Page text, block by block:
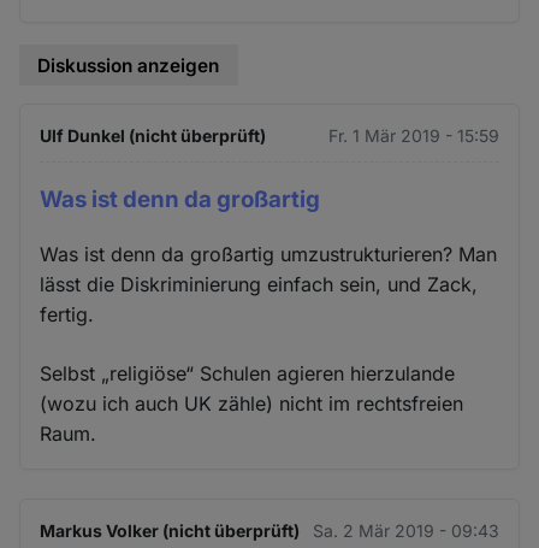
Diskussion anzeigen
Ulf Dunkel (nicht überprüft) Fr. 1 Mär 2019 - 15:59
Was ist denn da großartig
Was ist denn da großartig umzustrukturieren? Man
lässt die Diskriminierung einfach sein, und Zack,
fertig.
Selbst „religiöse“ Schulen agieren hierzulande
(wozu ich auch UK zähle) nicht im rechtsfreien
Raum.
Markus Volker (nicht überprüft) Sa. 2 Mär 2019 - 09:43